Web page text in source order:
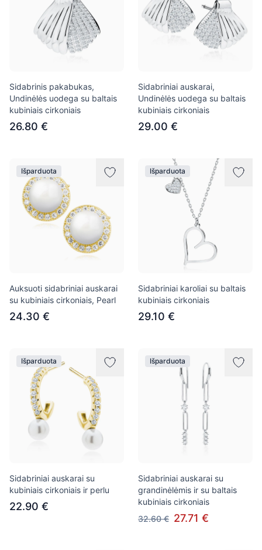
Sidabrinis pakabukas,
Undinėlės uodega su baltais
kubiniais cirkoniais
26.80 €
Sidabriniai auskarai,
Undinėlės uodega su baltais
kubiniais cirkoniais
29.00 €
Išparduota
Auksuoti sidabriniai auskarai
su kubiniais cirkoniais, Pearl
24.30 €
Išparduota
Sidabriniai karoliai su baltais
kubiniais cirkoniais
29.10 €
Išparduota
Sidabriniai auskarai su
kubiniais cirkoniais ir perlu
22.90 €
Išparduota
Sidabriniai auskarai su
grandinėlėmis ir su baltais
kubiniais cirkoniais
32.60 € 27.71 €